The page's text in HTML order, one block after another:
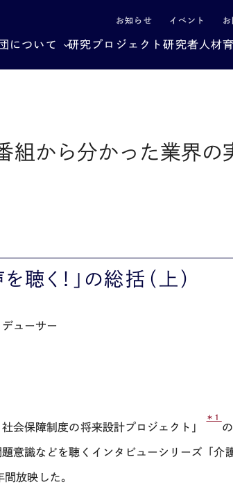
お知らせ イベント
について 研究プロジェクト研究者 人材
組から分かった業界の
聴く！」の総括（上）
ューサー
会保障制度の将来設計プロジェクト」
＊1
意識などを聴くインタビューシリーズ「介
放映した。